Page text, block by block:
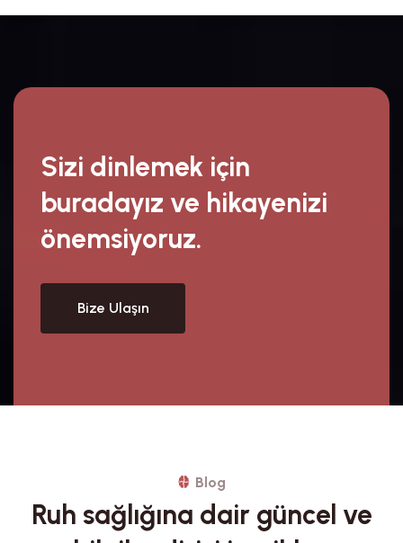
Sizi dinlemek için
buradayız ve hikayenizi
önemsiyoruz.
Bize Ulaşın
Blog
Ruh sağlığına dair güncel ve